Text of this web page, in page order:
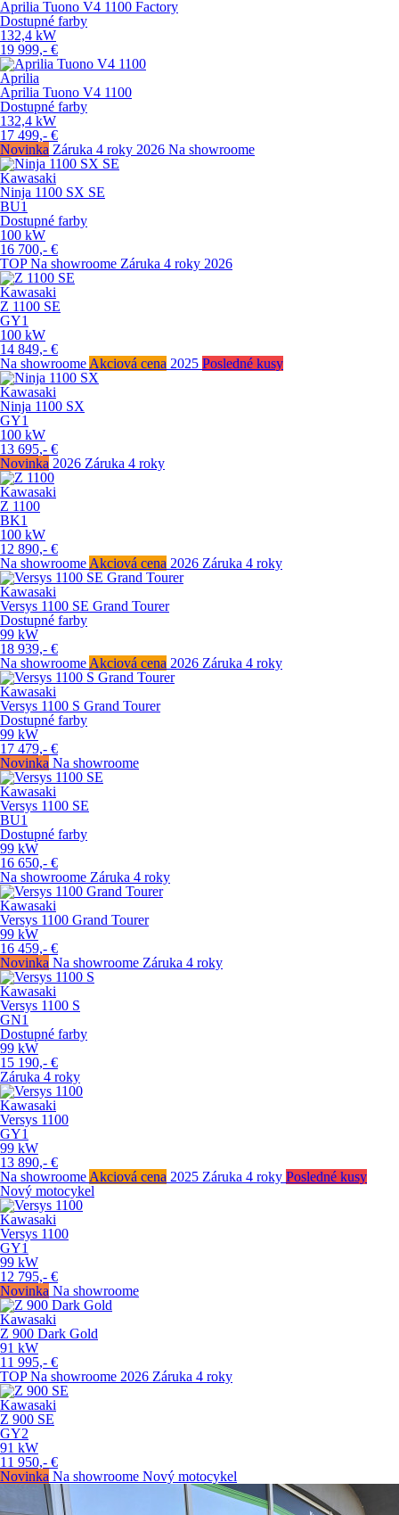
Aprilia Tuono V4 1100 Factory
Dostupné farby
132,4 kW
19 999,- €
Aprilia
Aprilia Tuono V4 1100
Dostupné farby
132,4 kW
17 499,- €
Novinka Záruka 4 roky 2026 Na showroome
Kawasaki
Ninja 1100 SX SE
BU1
Dostupné farby
100 kW
16 700,- €
TOP Na showroome Záruka 4 roky 2026
Kawasaki
Z 1100 SE
GY1
100 kW
14 849,- €
Na showroome Akciová cena 2025 Posledné kusy
Kawasaki
Ninja 1100 SX
GY1
100 kW
13 695,- €
Novinka 2026 Záruka 4 roky
Kawasaki
Z 1100
BK1
100 kW
12 890,- €
Na showroome Akciová cena 2026 Záruka 4 roky
Kawasaki
Versys 1100 SE Grand Tourer
Dostupné farby
99 kW
18 939,- €
Na showroome Akciová cena 2026 Záruka 4 roky
Kawasaki
Versys 1100 S Grand Tourer
Dostupné farby
99 kW
17 479,- €
Novinka Na showroome
Kawasaki
Versys 1100 SE
BU1
Dostupné farby
99 kW
16 650,- €
Na showroome Záruka 4 roky
Kawasaki
Versys 1100 Grand Tourer
99 kW
16 459,- €
Novinka Na showroome Záruka 4 roky
Kawasaki
Versys 1100 S
GN1
Dostupné farby
99 kW
15 190,- €
Záruka 4 roky
Kawasaki
Versys 1100
GY1
99 kW
13 890,- €
Na showroome Akciová cena 2025 Záruka 4 roky Posledné kusy
Nový motocykel
Kawasaki
Versys 1100
GY1
99 kW
12 795,- €
Novinka Na showroome
Kawasaki
Z 900 Dark Gold
91 kW
11 995,- €
TOP Na showroome 2026 Záruka 4 roky
Kawasaki
Z 900 SE
GY2
91 kW
11 950,- €
Novinka Na showroome Nový motocykel